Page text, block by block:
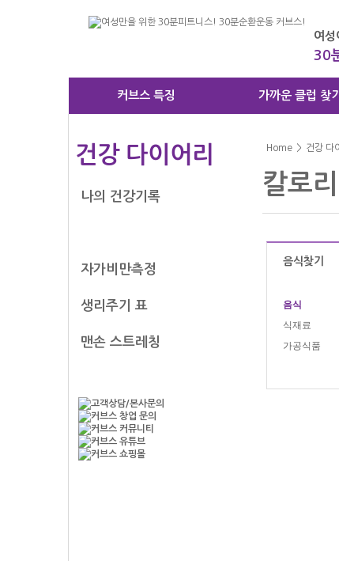
여성
30
커브스 특징 가까운 클럽 찾기
건강 다이어리
나의 건강기록
자가비만측정
생리주기 표
맨손 스트레칭
Home > 건강 다
칼로
음식찾기
음식
식재료
가공식품